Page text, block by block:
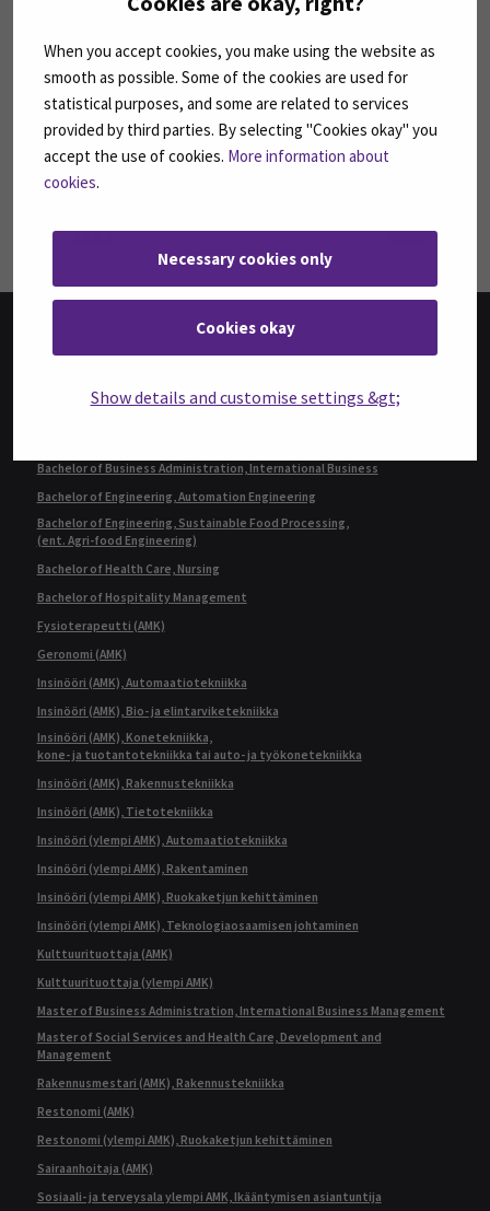
When you accept cookies, you make using the website as
smooth as possible. Some of the cookies are used for
statistical purposes, and some are related to services
provided by third parties. By selecting "Cookies okay" you
accept the use of cookies. More information about
cookies.
Necessary cookies only
Cookies okay
Show details and customise settings &gt;
SEURAA MEITÄ SOSIAALISESSA MEDIASSA
Seuraa meitä sosiaalisessa mediassa:
Seuraa meitä
Bachelor of Business Administration, International Business
Bachelor of Engineering, Automation Engineering
Bachelor of Engineering, Sustainable Food Processing,
(ent. Agri-food Engineering)
Bachelor of Health Care, Nursing
Bachelor of Hospitality Management
Fysioterapeutti (AMK)
Geronomi (AMK)
Insinööri (AMK), Automaatiotekniikka
Insinööri (AMK), Bio- ja elintarviketekniikka
Insinööri (AMK), Konetekniikka,
kone- ja tuotantotekniikka tai auto- ja työkonetekniikka
Insinööri (AMK), Rakennustekniikka
Insinööri (AMK), Tietotekniikka
Insinööri (ylempi AMK), Automaatiotekniikka
Insinööri (ylempi AMK), Rakentaminen
Insinööri (ylempi AMK), Ruokaketjun kehittäminen
Insinööri (ylempi AMK), Teknologiaosaamisen johtaminen
Kulttuurituottaja (AMK)
Kulttuurituottaja (ylempi AMK)
Master of Business Administration, International Business Management
Master of Social Services and Health Care, Development and
Management
Rakennusmestari (AMK), Rakennustekniikka
Restonomi (AMK)
Restonomi (ylempi AMK), Ruokaketjun kehittäminen
Sairaanhoitaja (AMK)
Sosiaali- ja terveysala ylempi AMK, Ikääntymisen asiantuntija